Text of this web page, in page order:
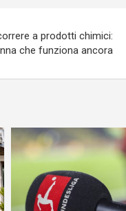
a prodotti chimici:
che funziona ancora